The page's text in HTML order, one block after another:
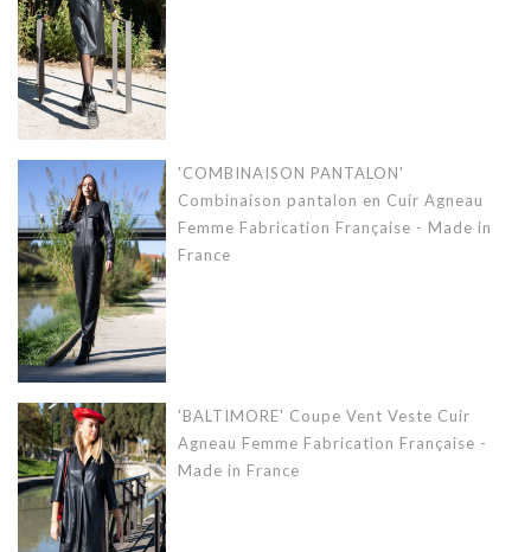
'COMBINAISON PANTALON'
Combinaison pantalon en Cuir Agneau
Femme Fabrication Française - Made in
France
'BALTIMORE' Coupe Vent Veste Cuir
Agneau Femme Fabrication Française -
Made in France